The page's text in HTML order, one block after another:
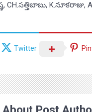
CH.సత్తిబాబు, K.నూకరాజు,
Twitter